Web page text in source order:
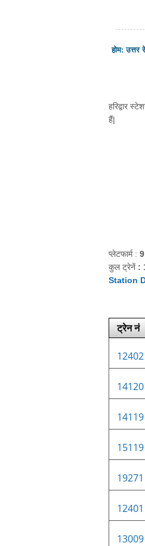
होम:उत्तर
हरिद्वार
हैं|
प्लेटफार्म : 9
कुल ट्रेनें :
Station
ट्रेन नं
12402
14120
14119
15119
19271
12401
13009